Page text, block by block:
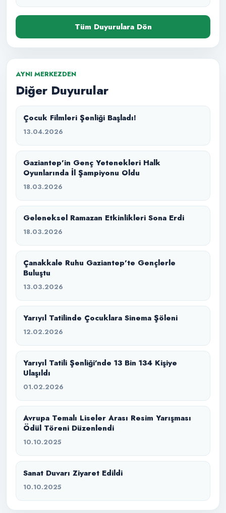
Tüm Duyurulara Dön
AYNI MERKEZDEN
Diğer Duyurular
Çocuk Filmleri Şenliği Başladı!
13.04.2026
Gaziantep’in Genç Yetenekleri Halk
Oyunlarında İl Şampiyonu Oldu
18.03.2026
Geleneksel Ramazan Etkinlikleri Sona Erdi
18.03.2026
Çanakkale Ruhu Gaziantep’te Gençlerle
Buluştu
13.03.2026
Yarıyıl Tatilinde Çocuklara Sinema Şöleni
12.02.2026
Yarıyıl Tatili Şenliği’nde 13 Bin 134 Kişiye
Ulaşıldı
01.02.2026
Avrupa Temalı Liseler Arası Resim Yarışması
Ödül Töreni Düzenlendi
10.10.2025
Sanat Duvarı Ziyaret Edildi
10.10.2025